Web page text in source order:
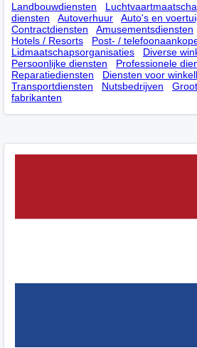
Landbouwdiensten
diensten
Autoverhuur Auto's en
Contractdiensten
Amusementsdiensten
Hotels / Resorts
Post- /
Lidmaatschapsorganisaties
Diverse
Persoonlijke diensten
Professionele
Reparatiediensten
Diensten voor
Transportdiensten
Nutsbedrijven
fabrikanten